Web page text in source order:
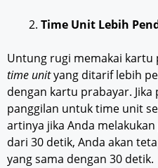
Time Unit Lebih
Untung rugi memakai kartu
time unityang ditarif lebih
dengan kartu prabayar.
panggilan untuk time unit
artinya jika Anda
dari 30 detik, Anda akan
yang sama dengan 30 detik.